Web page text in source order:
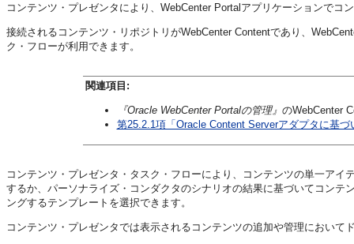
コンテンツ・プレゼンタにより、WebCenter Portalアプリケーションで
接続されるコンテンツ・リポジトリがWebCenter Contentであり、
ク・フローが利用できます。
関連項目:
『Oracle WebCenter Portalの管理』 のWebCenter
第25.2.1項「Oracle Content Serverアダプタに基
コンテンツ・プレゼンタ・タスク・フローにより、コンテンツの単一ア
するか、パーソナライズ・コンダクタのシナリオの結果に基づいてコン
ングするテンプレートを選択できます。
コンテンツ・プレゼンタでは表示されるコンテンツの追加や管理において